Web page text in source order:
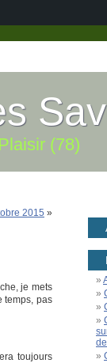
(78)
2015 »
je mets
temps, pas
toujours